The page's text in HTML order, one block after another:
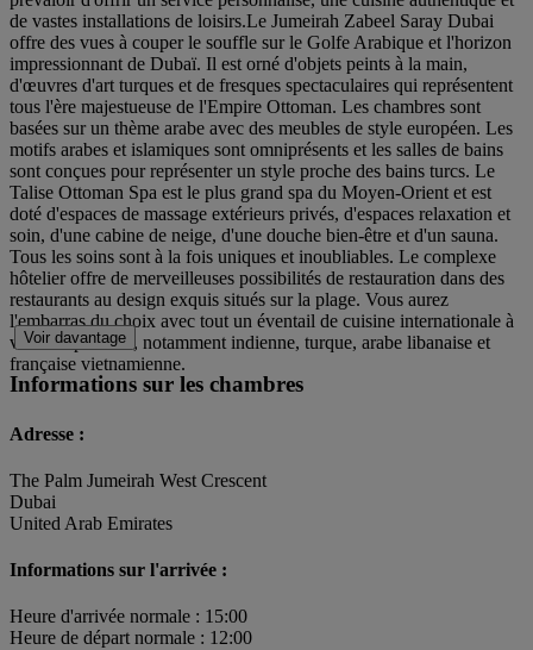
de vastes installations de loisirs.Le Jumeirah Zabeel Saray Dubai
offre des vues à couper le souffle sur le Golfe Arabique et l'horizon
impressionnant de Dubaï. Il est orné d'objets peints à la main,
d'œuvres d'art turques et de fresques spectaculaires qui représentent
tous l'ère majestueuse de l'Empire Ottoman. Les chambres sont
basées sur un thème arabe avec des meubles de style européen. Les
motifs arabes et islamiques sont omniprésents et les salles de bains
sont conçues pour représenter un style proche des bains turcs. Le
Talise Ottoman Spa est le plus grand spa du Moyen-Orient et est
doté d'espaces de massage extérieurs privés, d'espaces relaxation et
soin, d'une cabine de neige, d'une douche bien-être et d'un sauna.
Tous les soins sont à la fois uniques et inoubliables. Le complexe
hôtelier offre de merveilleuses possibilités de restauration dans des
restaurants au design exquis situés sur la plage. Vous aurez
l'embarras du choix avec tout un éventail de cuisine internationale à
votre disposition, notamment indienne, turque, arabe libanaise et
française vietnamienne.
Voir davantage
Informations sur les chambres
Adresse :
The Palm Jumeirah West Crescent
Dubai
United Arab Emirates
Informations sur l'arrivée :
Heure d'arrivée normale : 15:00
Heure de départ normale : 12:00